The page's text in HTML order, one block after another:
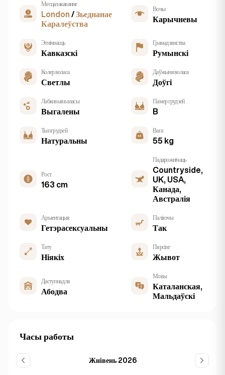
Месцалакаванне
London /Зьеднанае
Каралеўства
Вочы
Карычневы
Этнічнасць
Кавказскі
Грамадзянства
Румынскі
Колер воласа
Светлы
Даўжыня воласа
Доўгі
Лабковыя валасы
Выгалены
Памер грудзей
B
Тып грудзей
Натуральны
Вага
55 kg
Рост
163 cm
Падарожнічаць
Countryside,
UK, USA,
Канада,
Австралія
Арыентацыя
Гетэрасексуальны
Паліючы
Так
Тату
Ніякіх
Пярсінг
Жывот
Даступна для
Абодва
Мовы
Каталанская,
Мальдаўскі
Часы работы
Жнівень 2026